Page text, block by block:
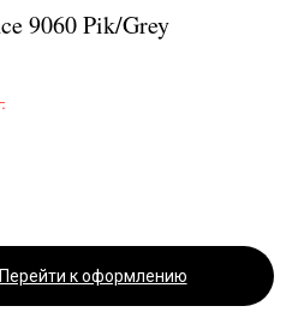
9060 Pik/Grey
Перейти к оформлению